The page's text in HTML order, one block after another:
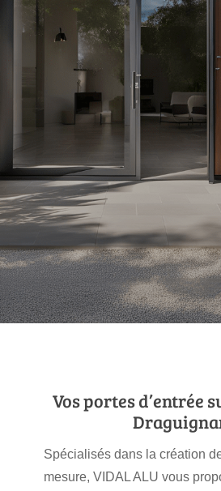
Contactez-nous
Vos portes d’entrée
Spécialisés dans la création
mesure, VIDAL ALU vous